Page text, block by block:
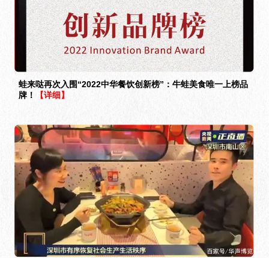
蛙来哒再次入围“2022中华餐饮创新榜”：牛蛙美食唯一上榜品
牌！
【详细】